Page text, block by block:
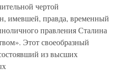
чертой
имевшей, правда, временный
правления Сталина
Этот своеобразный
из высших